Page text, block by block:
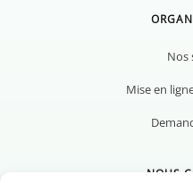
Nos
Mise en
NOUS